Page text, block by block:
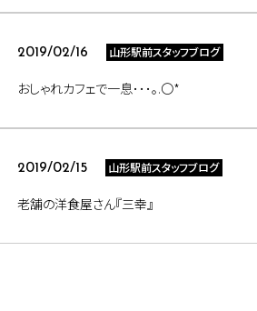
2019/02/16 山形駅前スタッフブログ
おしゃれカフェで一息･･･｡.〇*
2019/02/15 山形駅前スタッフブログ
老舗の洋食屋さん『三幸』